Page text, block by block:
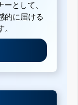
として、
的に届ける